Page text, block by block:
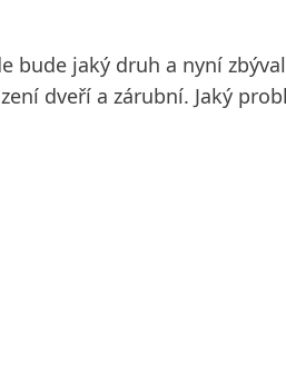
jaký druh a nyní
dveří a zárubní. Jaký